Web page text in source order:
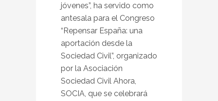
jóvenes”, ha servido como
antesala para el Congreso
“Repensar España: una
aportación desde la
Sociedad Civil”, organizado
por la Asociación
Sociedad Civil Ahora,
SOCIA, que se celebrará